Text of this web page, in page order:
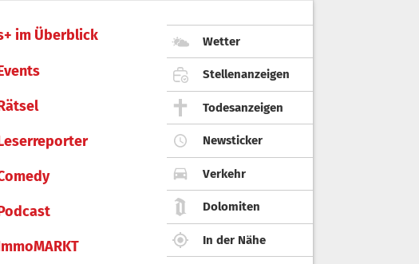
im Überblick Wetter
Stellenanzeigen
Todesanzeigen
Newsticker
Verkehr
Dolomiten
In der Nähe